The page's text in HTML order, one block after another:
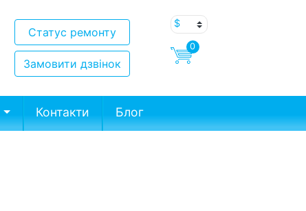
Статус ремонту
Замовити дзвінок
0
Контакти Блог